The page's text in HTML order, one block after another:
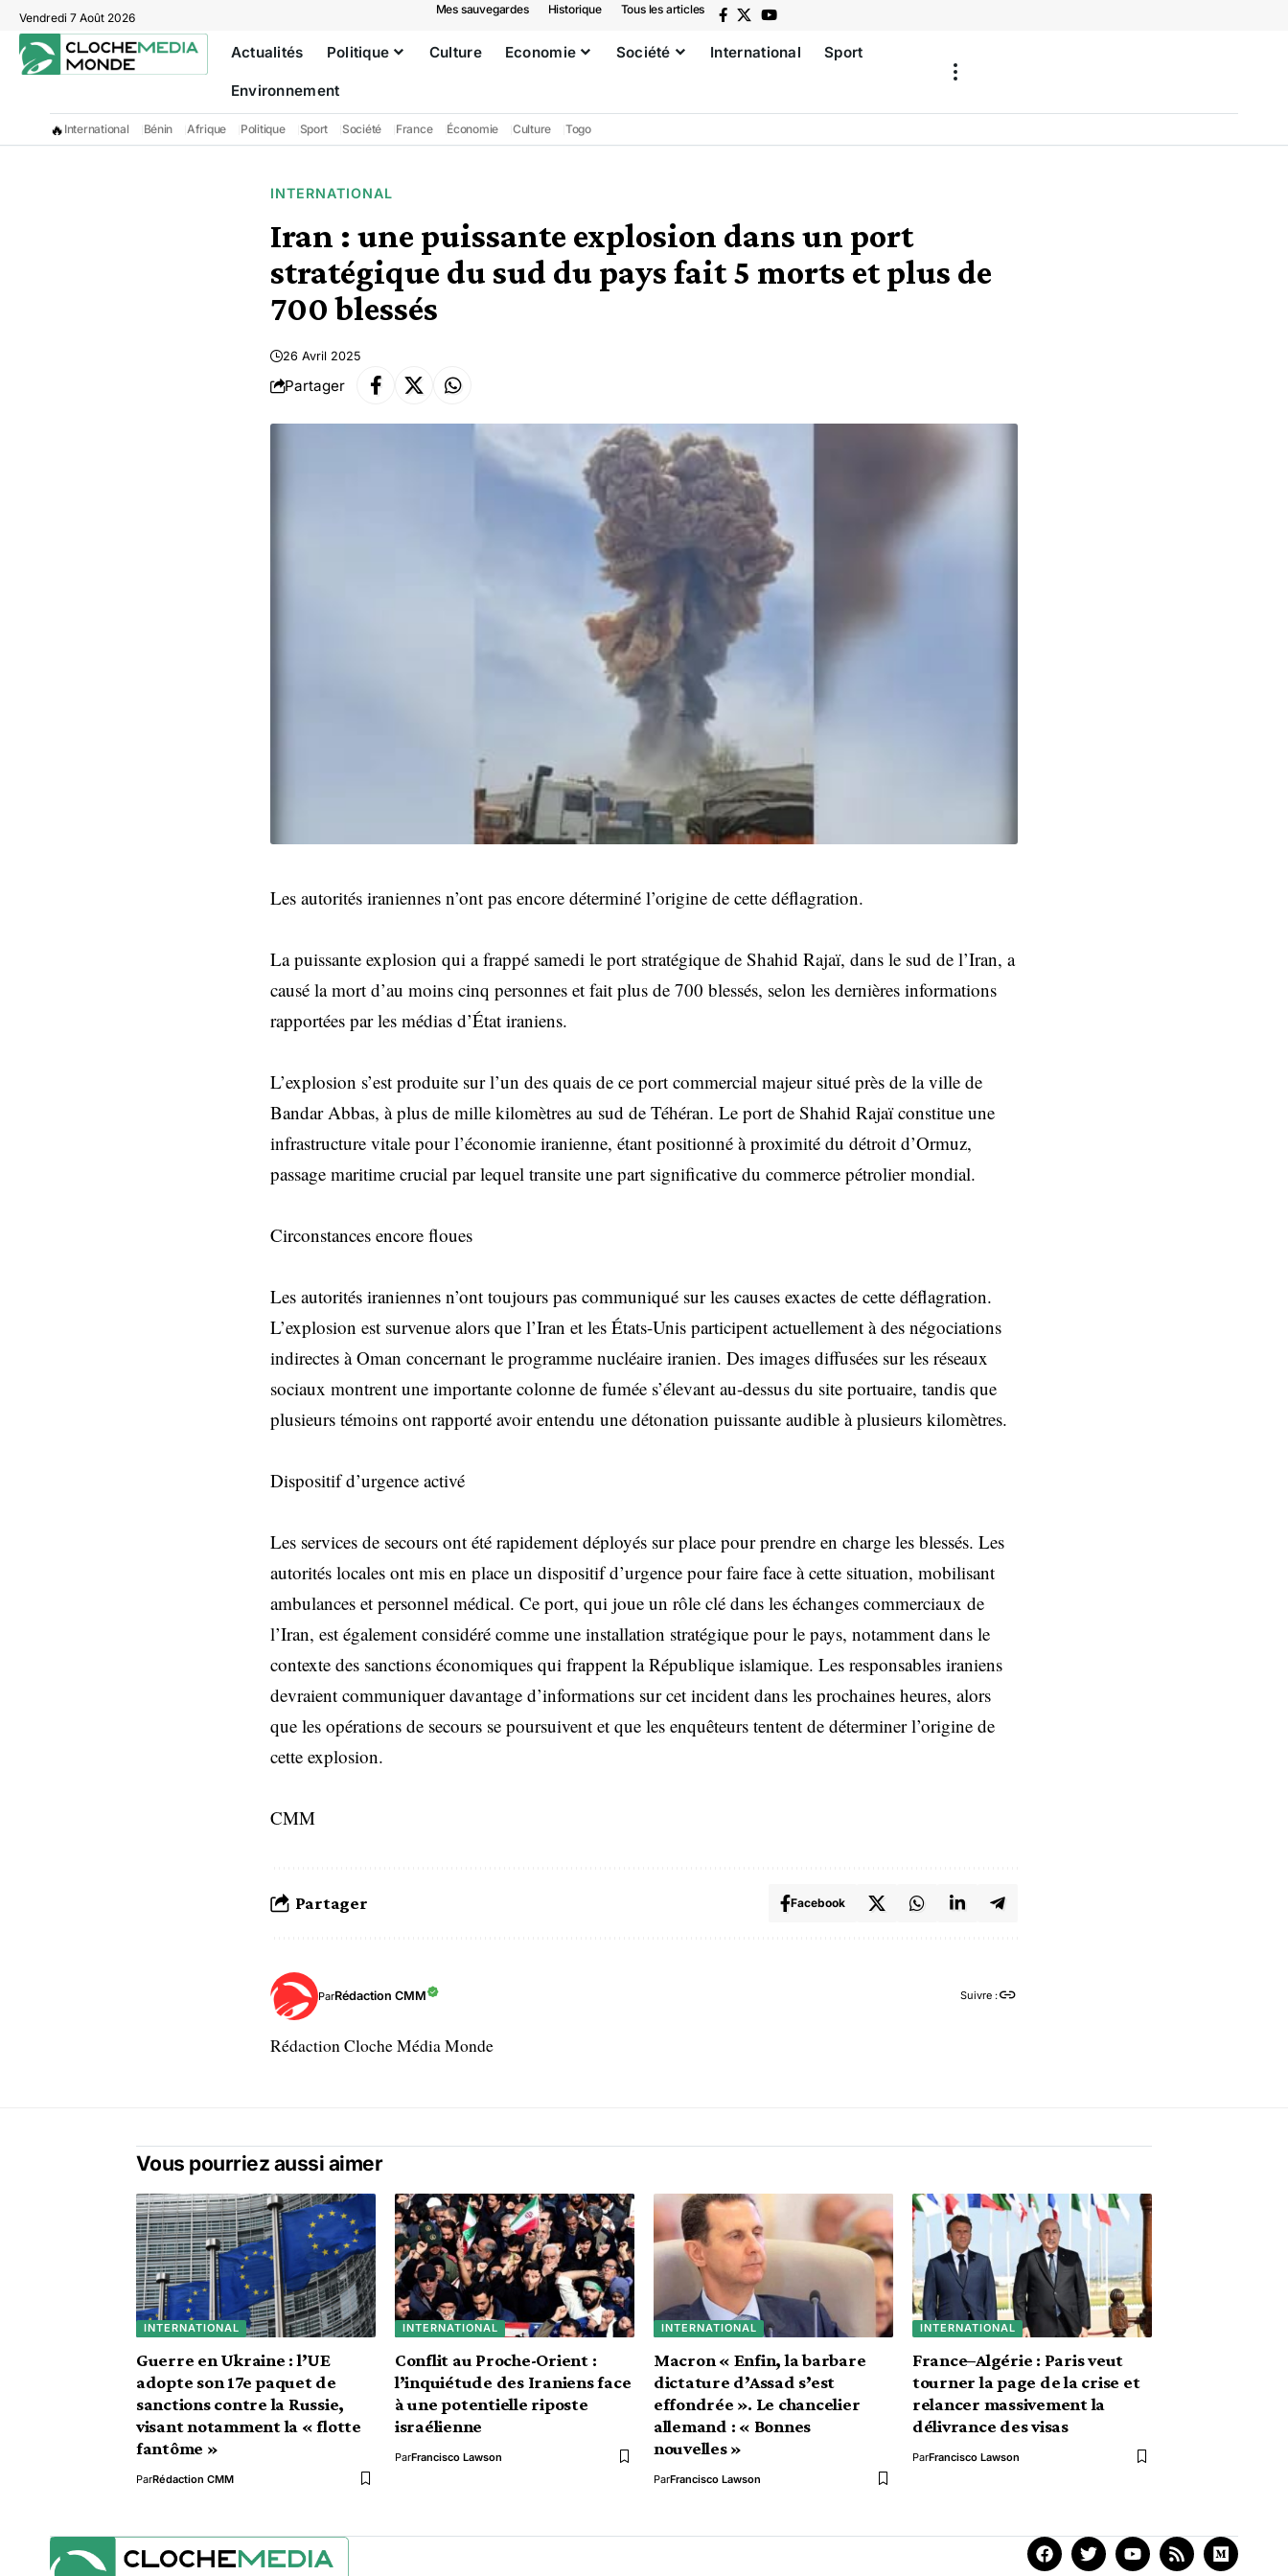
Vendredi 7 Août 2026
Mes sauvegardes Historique Tous les articles
Actualités Politique Culture Economie Société International Sport
Environnement
🔥 International Bénin Afrique Politique Sport Société France Économie Culture Togo
INTERNATIONAL
Iran : une puissante explosion dans un port
stratégique du sud du pays fait 5 morts et plus de
700 blessés
26 Avril 2025
Partager
Les autorités iraniennes n’ont pas encore déterminé l’origine de cette déflagration.
La puissante explosion qui a frappé samedi le port stratégique de Shahid Rajaï, dans le sud de l’Iran, a
causé la mort d’au moins cinq personnes et fait plus de 700 blessés, selon les dernières informations
rapportées par les médias d’État iraniens.
L’explosion s’est produite sur l’un des quais de ce port commercial majeur situé près de la ville de
Bandar Abbas, à plus de mille kilomètres au sud de Téhéran. Le port de Shahid Rajaï constitue une
infrastructure vitale pour l’économie iranienne, étant positionné à proximité du détroit d’Ormuz,
passage maritime crucial par lequel transite une part significative du commerce pétrolier mondial.
Circonstances encore floues
Les autorités iraniennes n’ont toujours pas communiqué sur les causes exactes de cette déflagration.
L’explosion est survenue alors que l’Iran et les États-Unis participent actuellement à des négociations
indirectes à Oman concernant le programme nucléaire iranien. Des images diffusées sur les réseaux
sociaux montrent une importante colonne de fumée s’élevant au-dessus du site portuaire, tandis que
plusieurs témoins ont rapporté avoir entendu une détonation puissante audible à plusieurs kilomètres.
Dispositif d’urgence activé
Les services de secours ont été rapidement déployés sur place pour prendre en charge les blessés. Les
autorités locales ont mis en place un dispositif d’urgence pour faire face à cette situation, mobilisant
ambulances et personnel médical. Ce port, qui joue un rôle clé dans les échanges commerciaux de
l’Iran, est également considéré comme une installation stratégique pour le pays, notamment dans le
contexte des sanctions économiques qui frappent la République islamique. Les responsables iraniens
devraient communiquer davantage d’informations sur cet incident dans les prochaines heures, alors
que les opérations de secours se poursuivent et que les enquêteurs tentent de déterminer l’origine de
cette explosion.
CMM
Partager Facebook
ParRédaction CMM Suivre :
Rédaction Cloche Média Monde
Vous pourriez aussi aimer
INTERNATIONAL
Guerre en Ukraine : l’UE
adopte son 17e paquet de
sanctions contre la Russie,
visant notamment la « flotte
fantôme »
ParRédaction CMM
INTERNATIONAL
Conflit au Proche-Orient :
l’inquiétude des Iraniens face
à une potentielle riposte
israélienne
ParFrancisco Lawson
INTERNATIONAL
Macron « Enfin, la barbare
dictature d’Assad s’est
effondrée ». Le chancelier
allemand : « Bonnes
nouvelles »
ParFrancisco Lawson
INTERNATIONAL
France–Algérie : Paris veut
tourner la page de la crise et
relancer massivement la
délivrance des visas
ParFrancisco Lawson